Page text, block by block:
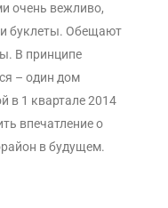
очень вежливо,
и буклеты. Обещают
В принципе
– один дом
в 1 квартале 2014
впечатление о
в будущем.